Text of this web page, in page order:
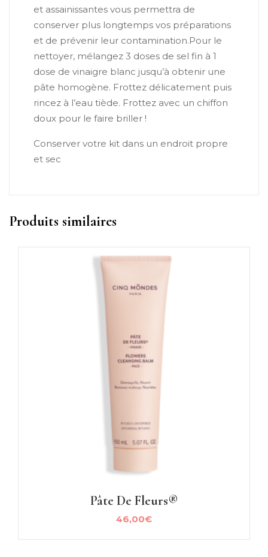
et assainissantes vous permettra de
conserver plus longtemps vos préparations
et de prévenir leur contamination.Pour le
nettoyer, mélangez 3 doses de sel fin à 1
dose de vinaigre blanc jusqu’à obtenir une
pâte homogène. Frottez délicatement puis
rincez à l’eau tiède. Frottez avec un chiffon
doux pour le faire briller !
Conserver votre kit dans un endroit propre
et sec
Produits similaires
Pâte De Fleurs®
46,00€